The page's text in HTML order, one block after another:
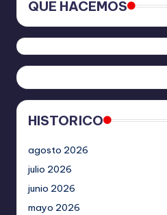
QUE HACEMOS
HISTORICO
agosto 2026
julio 2026
junio 2026
mayo 2026